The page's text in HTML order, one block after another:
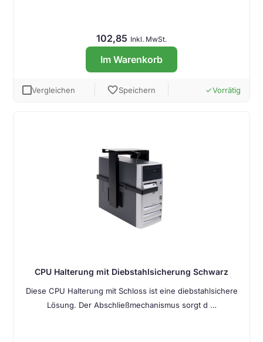
102,85 Inkl. MwSt.
Im Warenkorb
Vergleichen favoriteSpeichern doneVorrätig
CPU Halterung mit Diebstahlsicherung Schwarz
Diese CPU Halterung mit Schloss ist eine diebstahlsichere
Lösung. Der Abschließmechanismus sorgt d …